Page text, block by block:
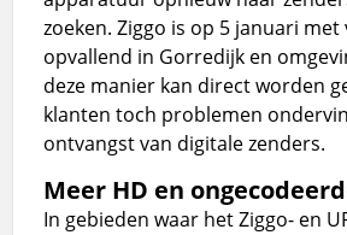
zoeken. Ziggo is op 5 januari
opvallend in Gorredijk en
deze manier kan direct worden
klanten toch problemen
ontvangst van digitale zenders.
Meer HD en
In gebieden waar het Ziggo- en